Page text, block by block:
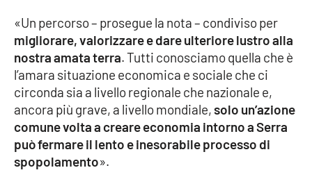
Parchi Marini Calabria
Leggendo Alvaro insieme
Imprese Di Calabria
Le perfidie di Antonella Grippo
Venti di comunicazione
«Un percorso – prosegue la nota – condiviso per
migliorare, valorizzare e dare ulteriore lustro alla
nostra amata terra. Tutti conosciamo quella che è
l’amara situazione economica e sociale che ci
circonda sia a livello regionale che nazionale e,
ancora più grave, a livello mondiale,solo un’azione
comune volta a creare economia intorno a Serra
può fermare il lento e inesorabile processo di
spopolamento».